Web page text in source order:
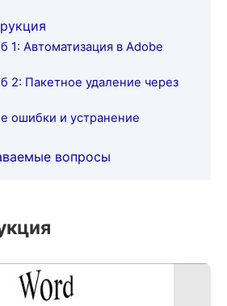
1: Автоматизация в Adobe
2: Пакетное удаление через
ошибки и устранение
вопросы